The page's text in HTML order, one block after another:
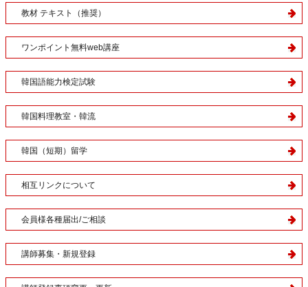
教材 テキスト（推奨）
ワンポイント無料web講座
韓国語能力検定試験
韓国料理教室・韓流
韓国（短期）留学
相互リンクについて
会員様各種届出/ご相談
講師募集・新規登録